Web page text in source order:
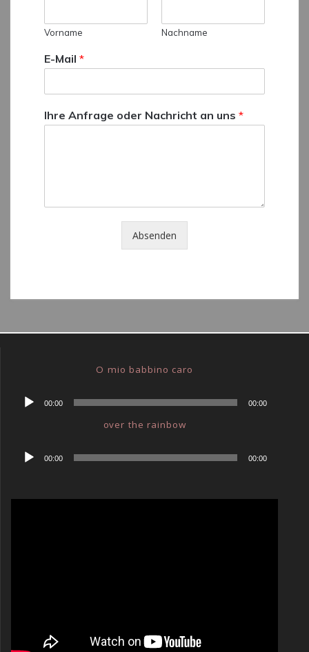
Vorname Nachname
E-Mail *
Ihre Anfrage oder Nachricht an uns *
Absenden
O mio babbino caro
Player
00:00 00:00
over the rainbow
Player
00:00 00:00